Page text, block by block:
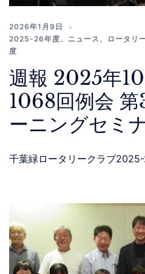
2026年1月9日
2025-26年度、 ニュース 、 ロータリ
度
週報 2025年
1068回例会 第
ーニングセミ
千葉緑ロータリークラブ